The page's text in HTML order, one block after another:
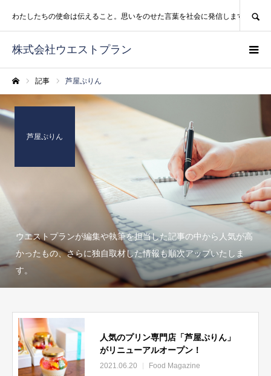
株式会社ウエストプラン
わたしたちの使命は伝えること。思いをのせた言葉を社会に発信します。
記事 芦屋ぷりん
芦屋ぷりん
ウエストプランが編集や執筆を担当した記事の中から人気が高
かったもの、さらに独自取材した情報も順次アップいたしま
す。
人気のプリン専門店「芦屋ぷりん」
がリニューアルオープン！
2021.06.20 Food Magazine